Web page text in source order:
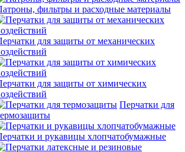
фильтры и расходные материалы
для защиты от механических
для защиты от химических
Перчатки для
и рукавицы хлопчатобумажные